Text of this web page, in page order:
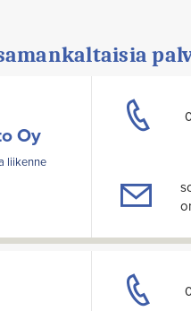
Oy
liikenne